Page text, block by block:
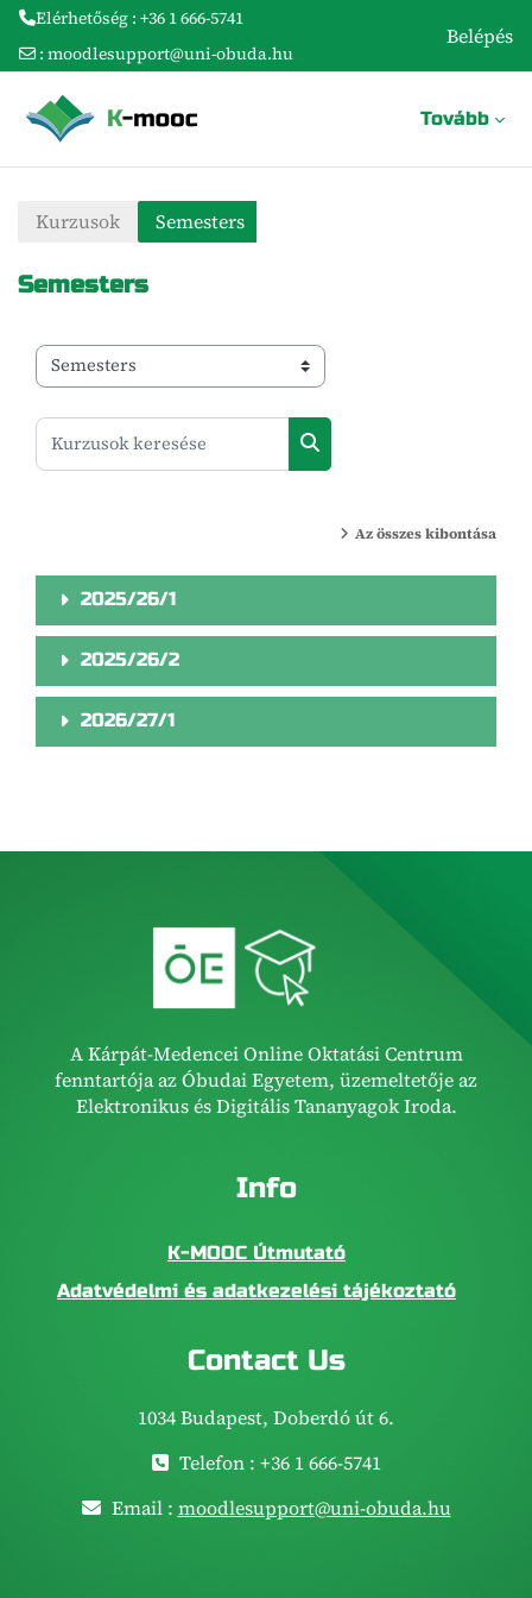
Elérhetőség : +36 1 666-5741
: moodlesupport@uni-obuda.hu
Belépés
Tovább
Kurzusok Semesters
Semesters
Kurzuskategóriák
Kurzusok keresése
Kurzusok keresése
Az összes kibontása
2025/26/1
2025/26/2
2026/27/1
A Kárpát-Medencei Online Oktatási Centrum
fenntartója az Óbudai Egyetem, üzemeltetője az
Elektronikus és Digitális Tananyagok Iroda.
Info
K-MOOC Útmutató
Adatvédelmi és adatkezelési tájékoztató
Contact Us
1034 Budapest, Doberdó út 6.
Telefon : +36 1 666-5741
Email : moodlesupport@uni-obuda.hu